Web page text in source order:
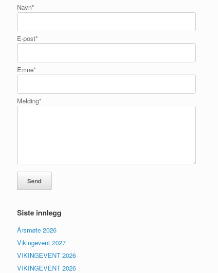
Navn*
E-post*
Emne*
Melding*
Siste innlegg
Årsmøte 2026
Vikingevent 2027
VIKINGEVENT 2026
VIKINGEVENT 2026